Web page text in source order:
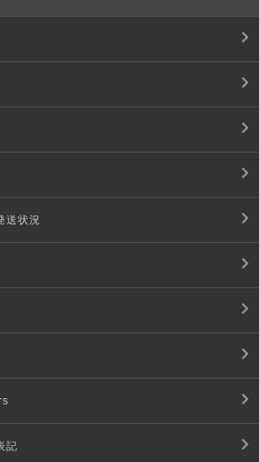
送状況
記